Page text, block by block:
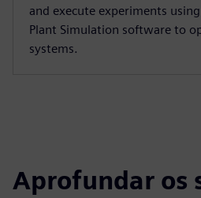
and execute experiments
Plant Simulation software to
systems.
Aprofundar os